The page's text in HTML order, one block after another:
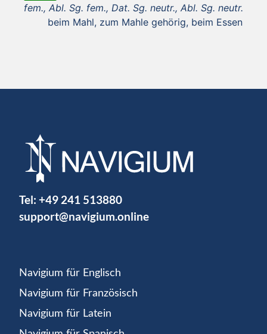
fem., Abl. Sg. fem., Dat. Sg. neutr., Abl. Sg. neutr.
beim Mahl, zum Mahle gehörig, beim Essen
Tel: +49 241 513880
support@navigium.online
Navigium für Englisch
Navigium für Französisch
Navigium für Latein